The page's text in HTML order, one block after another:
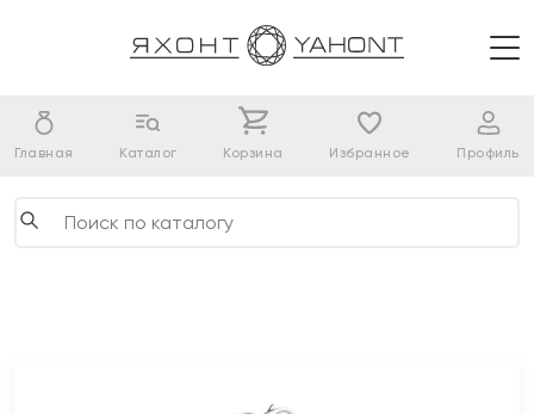
Главная Каталог Корзина Избранное Профиль